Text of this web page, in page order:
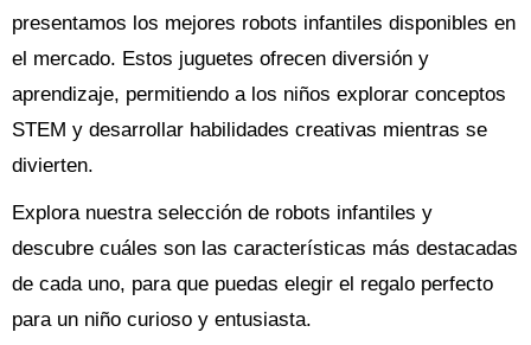
presentamos los mejores robots infantiles disponibles en
el mercado. Estos juguetes ofrecen diversión y
aprendizaje, permitiendo a los niños explorar conceptos
STEM y desarrollar habilidades creativas mientras se
divierten.
Explora nuestra selección de robots infantiles y
descubre cuáles son las características más destacadas
de cada uno, para que puedas elegir el regalo perfecto
para un niño curioso y entusiasta.